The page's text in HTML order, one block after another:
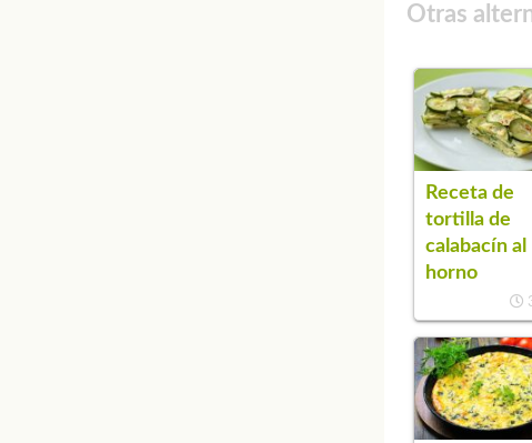
Otras
Receta de
tortilla de
calabacín al
horno